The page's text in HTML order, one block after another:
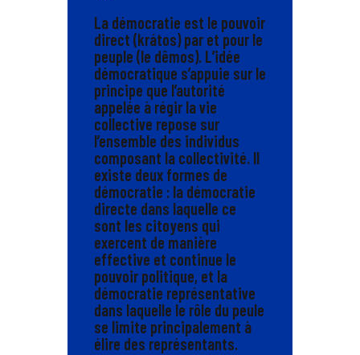
La démocratie est le pouvoir
direct (krátos) par et pour le
peuple (le dêmos). L’idée
démocratique s’appuie sur le
principe que l’autorité
appelée à régir la vie
collective repose sur
l’ensemble des individus
composant la collectivité. Il
existe deux formes de
démocratie : la démocratie
directe dans laquelle ce
sont les citoyens qui
exercent de manière
effective et continue le
pouvoir politique, et la
démocratie représentative
dans laquelle le rôle du peule
se limite principalement à
élire des représentants.